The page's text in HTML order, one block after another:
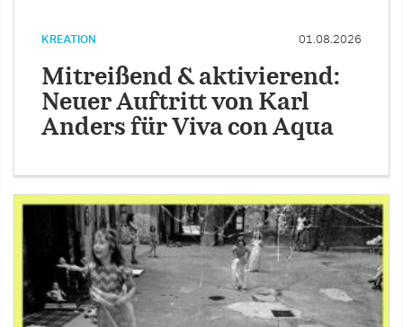
KREATION 01.08.2026
Mitreißend & aktivierend:
Neuer Auftritt von Karl
Anders für Viva con Aqua